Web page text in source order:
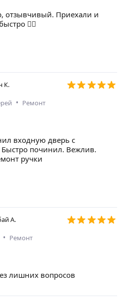
отзывчивый. Приехали и
👍🏼
К.
• Ремонт
входную дверь с
починил. Вежлив.
ручки
А.
• Ремонт
лишних вопросов